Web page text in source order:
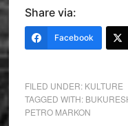
Share via:
Facebook
FILED UNDER: KULTURE
TAGGED WITH:
PETRO MARKON